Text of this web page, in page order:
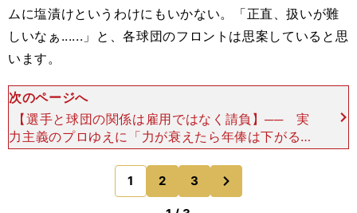
ムに塩漬けというわけにもいかない。「正直、扱いが難
しいなぁ......」と、各球団のフロントは思案していると思
います。
次のページへ
【選手と球団の関係は雇用ではなく請負】── 実
力主義のプロゆえに「力が衰えたら年俸は下がるの
は必然」という一方で、ファンやマスコミは「チー
ムの功労者なのに......」という意見があります。小
林
1 2 3